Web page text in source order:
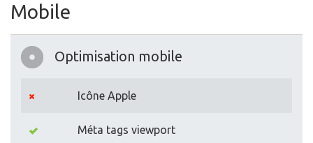
Mobile
Optimisation mobile
Icône Apple
Méta tags viewport